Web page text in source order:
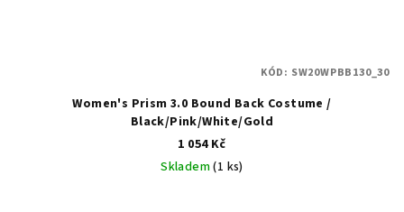
Women's Prism 3.0 Bound Back Costume /
Black/Pink/White/Gold
1 054 Kč
Skladem(1 ks)
KÓD: SW20WPBB130_30